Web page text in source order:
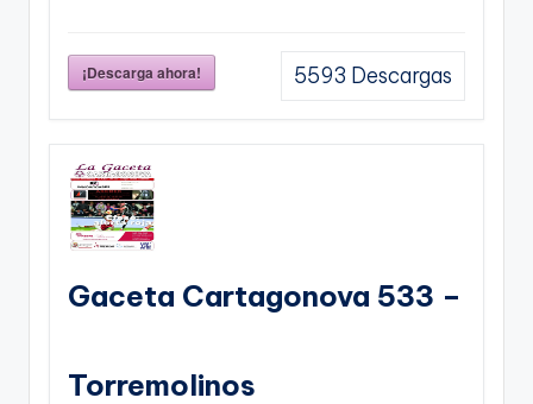
¡Descarga ahora! 5593 Descargas
Gaceta Cartagonova 533 –
Torremolinos